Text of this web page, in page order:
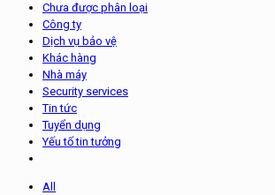
Chưa được phân loại
Công ty
Dịch vụ bảo vệ
Khác hàng
Nhà máy
Security services
Tin tức
Tuyển dụng
Yếu tố tin tưởng
All